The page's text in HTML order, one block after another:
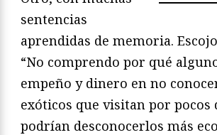
sentencias
aprendidas de memoria.
“No comprendo por qué
empeño y dinero en no
exóticos que visitan por pocos
podrían desconocerlos más